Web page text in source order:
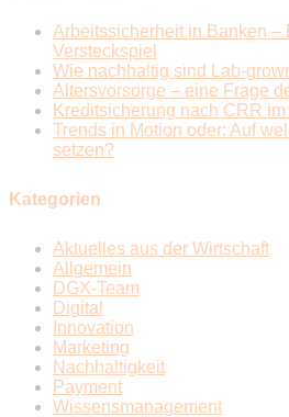
Arbeitssicherheit in Banken –
Versteckspiel
Wie nachhaltig sind Lab-
Altersvorsorge – eine Frage
Kreditsicherung nach CRR
Trends in Motion oder: Auf
setzen?
Kategorien
Aktuelles aus der Wirtschaft
Allgemein
DGX-Team
Digital
Innovation
Marketing
Nachhaltigkeit
Payment
Wissensmanagement